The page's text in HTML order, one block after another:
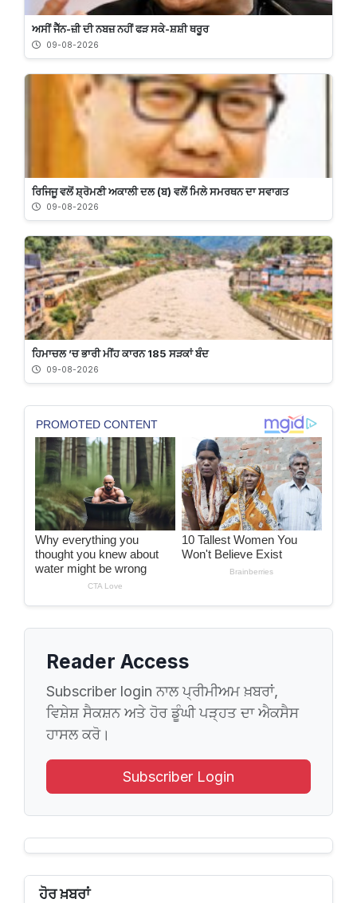
ਅਸੀਂ ਜੈੱਨ-ਜ਼ੀ ਦੀ ਨਬਜ਼ ਨਹੀਂ ਫੜ ਸਕੇ-ਸ਼ਸ਼ੀ ਥਰੂਰ
09-08-2026
ਰਿਜਿਜੂ ਵਲੋਂ ਸ਼੍ਰੋਮਣੀ ਅਕਾਲੀ ਦਲ (ਬ) ਵਲੋਂ ਮਿਲੇ ਸਮਰਥਨ ਦਾ ਸਵਾਗਤ
09-08-2026
ਹਿਮਾਚਲ ’ਚ ਭਾਰੀ ਮੀਂਹ ਕਾਰਨ 185 ਸੜਕਾਂ ਬੰਦ
09-08-2026
Reader Access
Subscriber login ਨਾਲ ਪ੍ਰੀਮੀਅਮ ਖ਼ਬਰਾਂ,
ਵਿਸ਼ੇਸ਼ ਸੈਕਸ਼ਨ ਅਤੇ ਹੋਰ ਡੂੰਘੀ ਪੜ੍ਹਤ ਦਾ ਐਕਸੈਸ
ਹਾਸਲ ਕਰੋ।
Subscriber Login
ਹੋਰ ਖ਼ਬਰਾਂ